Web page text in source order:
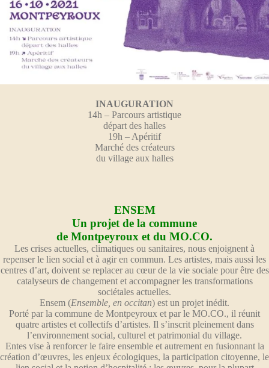
INAUGURATION
14h – Parcours artistique
départ des halles
19h – Apéritif
Marché des créateurs
du village aux halles
ENSEM
Un projet de la commune
de Montpeyroux et du MO.CO.
Les crises actuelles, climatiques ou sanitaires, nous enjoignent à
repenser le lien social et à agir en commun. Les artistes, mais aussi les
centres d’art, doivent se replacer au cœur de la vie sociale pour être des
catalyseurs de changement et accompagner les transformations
sociétales actuelles.
Ensem (Ensemble, en occitan) est un projet inédit.
Porté par la commune de Montpeyroux et par le MO.CO., il réunit
quatre artistes et collectifs d’artistes. Il s’inscrit pleinement dans
l’environnement social, culturel et patrimonial du village.
Entes vise à renforcer le faire ensemble et autrement en fusionnant la
création d’œuvres, les enjeux écologiques, la participation citoyenne, le